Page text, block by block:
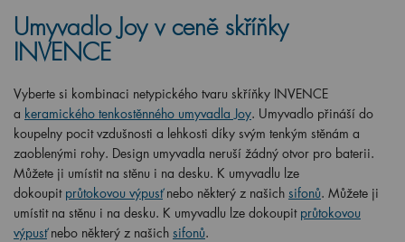
Umyvadlo Joy v ceně skříňky
INVENCE
Vyberte si kombinaci netypického tvaru skříňky INVENCE
a keramického tenkostěnného umyvadla Joy. Umyvadlo přináší do
koupelny pocit vzdušnosti a lehkosti díky svým tenkým stěnám a
zaoblenými rohy. Design umyvadla neruší žádný otvor pro baterii.
Můžete ji umístit na stěnu i na desku. K umyvadlu lze
dokoupit průtokovou výpusťnebo některý z našich sifonů. Můžete ji
umístit na stěnu i na desku. K umyvadlu lze dokoupit průtokovou
výpusťnebo některý z našich sifonů.